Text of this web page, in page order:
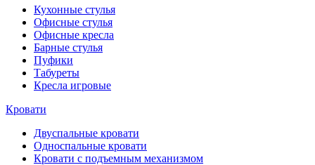
Кухонные стулья
Офисные стулья
Офисные кресла
Барные стулья
Пуфики
Табуреты
Кресла игровые
Кровати
Двуспальные кровати
Односпальные кровати
Кровати с подъемным механизмом